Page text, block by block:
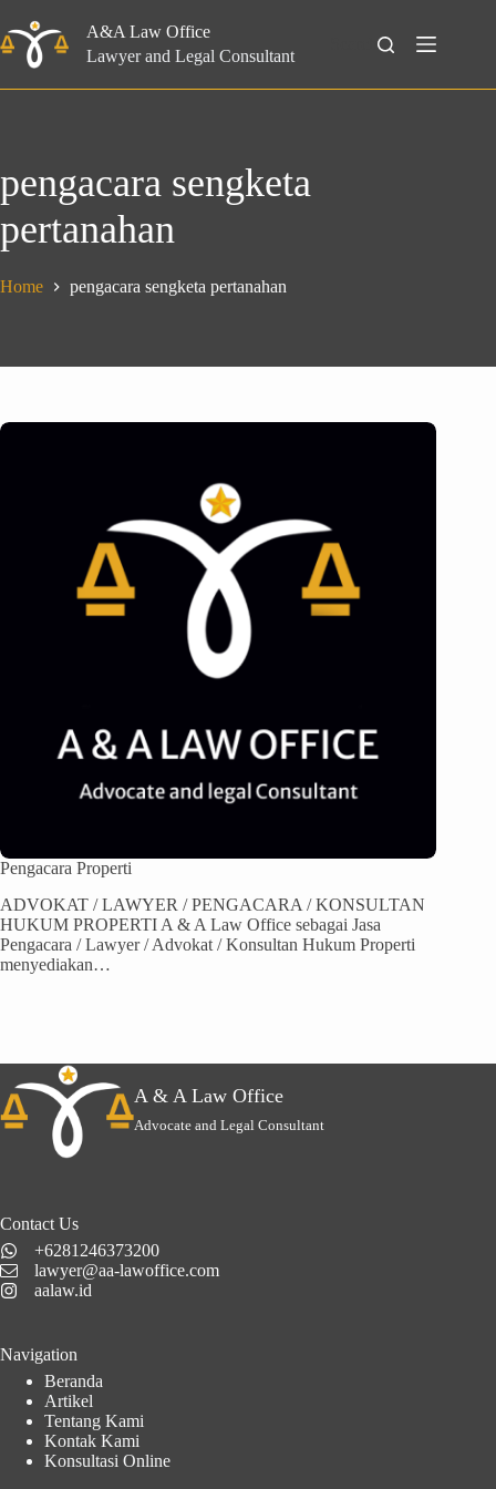
to
content
A&A Law Office
Lawyer and Legal Consultant
Search
pengacara sengketa
pertanahan
Home pengacara sengketa pertanahan
Pengacara Properti
ADVOKAT / LAWYER / PENGACARA / KONSULTAN
HUKUM PROPERTI A & A Law Office sebagai Jasa
Pengacara / Lawyer / Advokat / Konsultan Hukum Properti
menyediakan…
A & A Law Office
Advocate and Legal Consultant
Contact Us
+6281246373200
lawyer@aa-lawoffice.com
aalaw.id
Navigation
Beranda
Artikel
Tentang Kami
Kontak Kami
Konsultasi Online